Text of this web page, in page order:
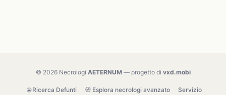
© 2026 Necrologi AETERNUM— progetto di vxd.mobi
🌐 Ricerca Defunti 🧭 Esplora necrologi avanzato
Servizio